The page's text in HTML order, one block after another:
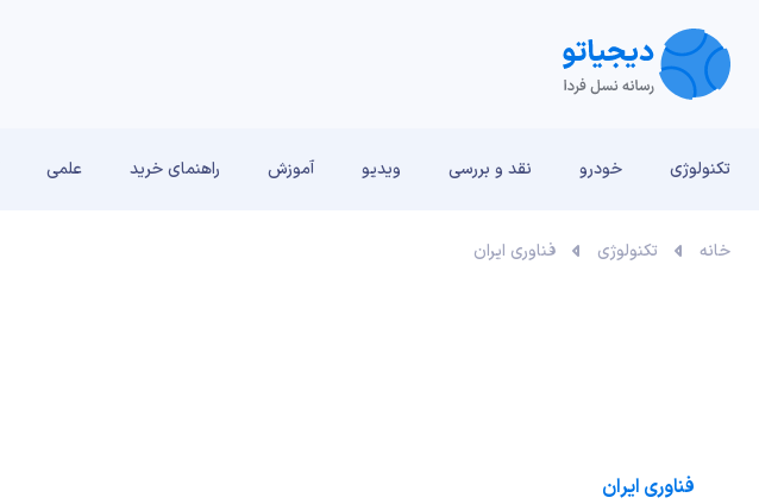
تکنولوژی خودرو نقد و بررسی‌ ویدیو آموزش راهنمای خرید علمی
خانه تکنولوژی فناوری ایران
فناوری ایران